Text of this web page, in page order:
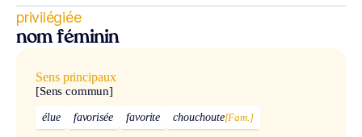
privilégiée
nom féminin
Sens principaux
[Sens commun]
élue favorisée favorite chouchoute[Fam.]